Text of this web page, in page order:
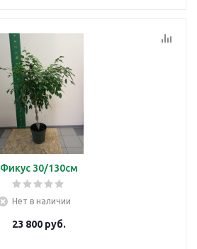
Фикус 30/130см
Нет в наличии
23 800руб.